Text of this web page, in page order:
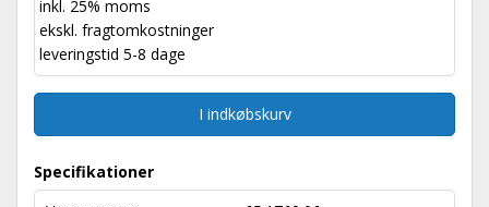
inkl. 25% moms
ekskl. fragtomkostninger
leveringstid 5-8 dage
I indkøbskurv
Specifikationer